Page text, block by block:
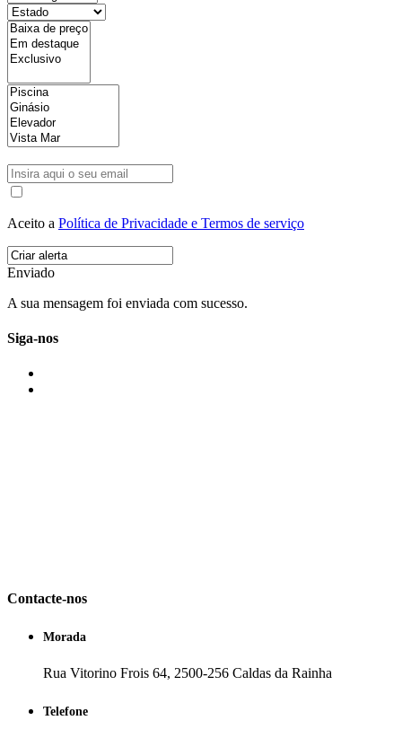
Aceito a Política de Privacidade e Termos de serviço
Enviado
A sua mensagem foi enviada com sucesso.
Siga-nos
Contacte-nos
Morada
Rua Vitorino Frois 64, 2500-256 Caldas da Rainha
Telefone